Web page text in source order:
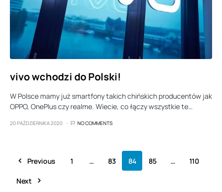
vivo wchodzi do Polski!
W Polsce mamy już smartfony takich chińskich producentów jak
OPPO, OnePlus czy realme. Wiecie, co łączy wszystkie te…
20 PAŹDZIERNIKA 2020 NO COMMENTS
Previous 1 … 83 84 85 … 110
Next